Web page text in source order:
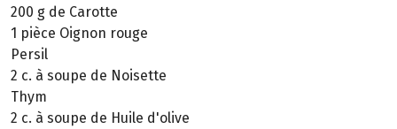
200 g de Carotte
1 pièce Oignon rouge
Persil
2 c. à soupe de Noisette
Thym
2 c. à soupe de Huile d'olive